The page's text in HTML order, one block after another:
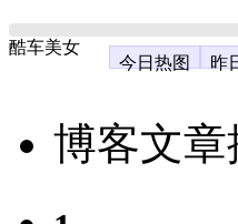
酷车美女
今日热图
昨
博客文章